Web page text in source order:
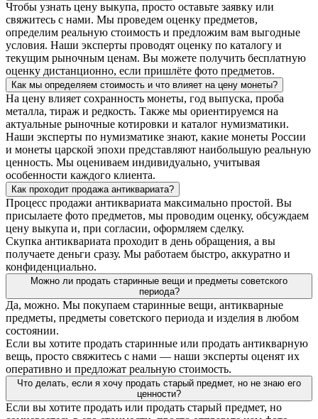
Чтобы узнать цену выкупа, просто оставьте заявку или
свяжитесь с нами. Мы проведем оценку предметов,
определим реальную стоимость и предложим вам выгодные
условия. Наши эксперты проводят оценку по каталогу и
текущим рыночным ценам. Вы можете получить бесплатную
оценку дистанционно, если пришлёте фото предметов.
Как мы определяем стоимость и что влияет на цену монеты?
На цену влияет сохранность монеты, год выпуска, проба
металла, тираж и редкость. Также мы ориентируемся на
актуальные рыночные котировки и каталог нумизматики.
Наши эксперты по нумизматике знают, какие монеты России
и монеты царской эпохи представляют наибольшую реальную
ценность. Мы оцениваем индивидуально, учитывая
особенности каждого клиента.
Как проходит продажа антиквариата?
Процесс продажи антиквариата максимально простой. Вы
присылаете фото предметов, мы проводим оценку, обсуждаем
цену выкупа и, при согласии, оформляем сделку.
Скупка антиквариата проходит в день обращения, а вы
получаете деньги сразу. Мы работаем быстро, аккуратно и
конфиденциально.
Можно ли продать старинные вещи и предметы советского
периода?
Да, можно. Мы покупаем старинные вещи, антикварные
предметы, предметы советского периода и изделия в любом
состоянии.
Если вы хотите продать старинные или продать антикварную
вещь, просто свяжитесь с нами — наши эксперты оценят их
оперативно и предложат реальную стоимость.
Что делать, если я хочу продать старый предмет, но не знаю его
ценности?
Если вы хотите продать или продать старый предмет, но